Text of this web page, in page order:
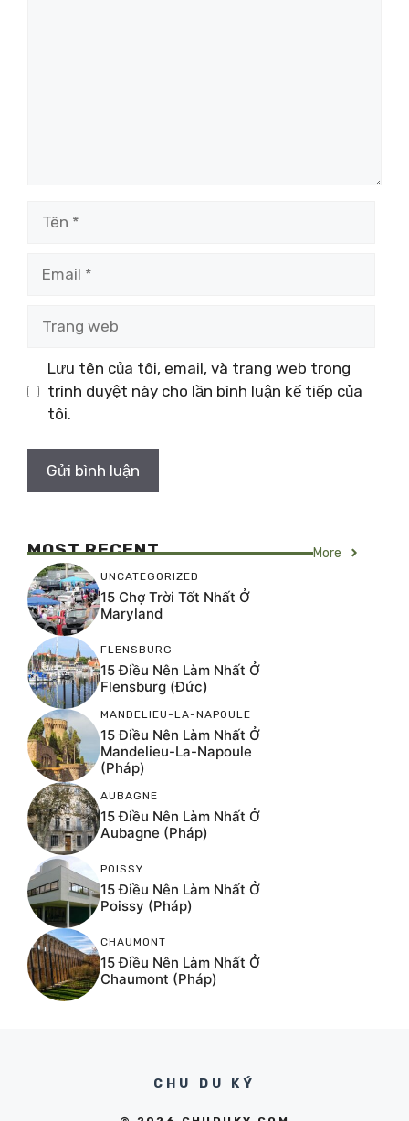
Lưu tên của tôi, email, và trang web trong
trình duyệt này cho lần bình luận kế tiếp của
tôi.
MOST RECENT More
UNCATEGORIZED
15 Chợ Trời Tốt Nhất Ở
Maryland
FLENSBURG
15 Điều Nên Làm Nhất Ở
Flensburg (Đức)
MANDELIEU-LA-NAPOULE
15 Điều Nên Làm Nhất Ở
Mandelieu-La-Napoule
(Pháp)
AUBAGNE
15 Điều Nên Làm Nhất Ở
Aubagne (Pháp)
POISSY
15 Điều Nên Làm Nhất Ở
Poissy (Pháp)
CHAUMONT
15 Điều Nên Làm Nhất Ở
Chaumont (Pháp)
CHU DU KÝ